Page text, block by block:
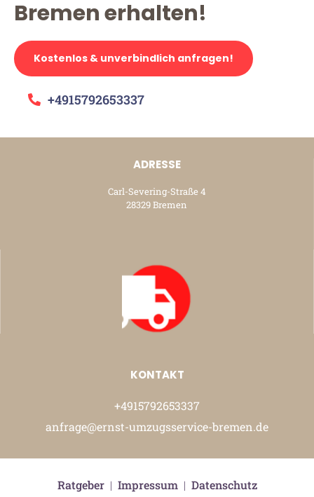
Bremen erhalten!
Kostenlos & unverbindlich anfragen!
+4915792653337
ADRESSE
Carl-Severing-Straße 4
28329 Bremen
KONTAKT
+4915792653337
anfrage@ernst-umzugsservice-bremen.de
Ratgeber| Impressum| Datenschutz